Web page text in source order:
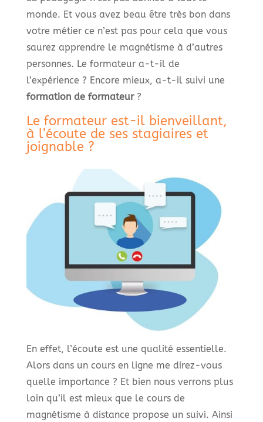
monde. Et vous avez beau être très bon dans
votre métier ce n’est pas pour cela que vous
saurez apprendre le magnétisme à d’autres
personnes. Le formateur a-t-il de
l’expérience ? Encore mieux, a-t-il suivi une
formation de formateur?
Le formateur est-il bienveillant,
à l’écoute de ses stagiaires et
joignable ?
En effet, l’écoute est une qualité essentielle.
Alors dans un cours en ligne me direz-vous
quelle importance ? Et bien nous verrons plus
loin qu’il est mieux que le cours de
magnétisme à distance propose un suivi. Ainsi